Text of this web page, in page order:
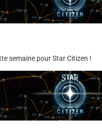
semaine pour Star Citizen !